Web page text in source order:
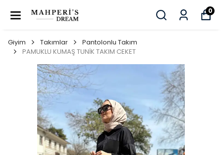
0
Giyim Takımlar
Pantolonlu Takım
PAMUKLU KUMAŞ TUNİK TAKIM CEKET